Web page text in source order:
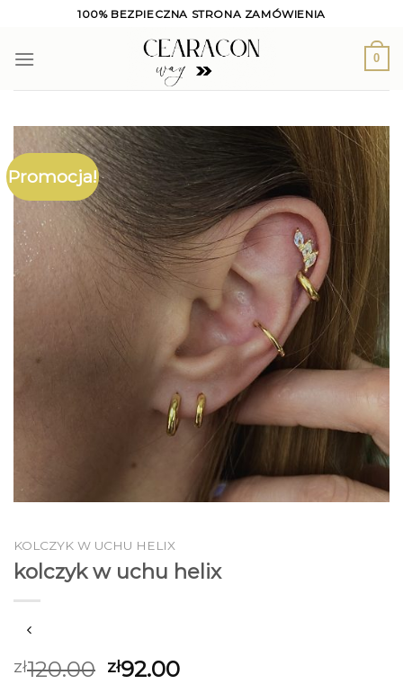
content
100% BEZPIECZNA STRONA ZAMÓWIENIA
0
Promocja!
KOLCZYK W UCHU HELIX
kolczyk w uchu helix
zł120.00 zł92.00